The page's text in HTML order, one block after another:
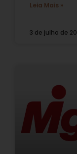
Leia Mais »
3 de julho de